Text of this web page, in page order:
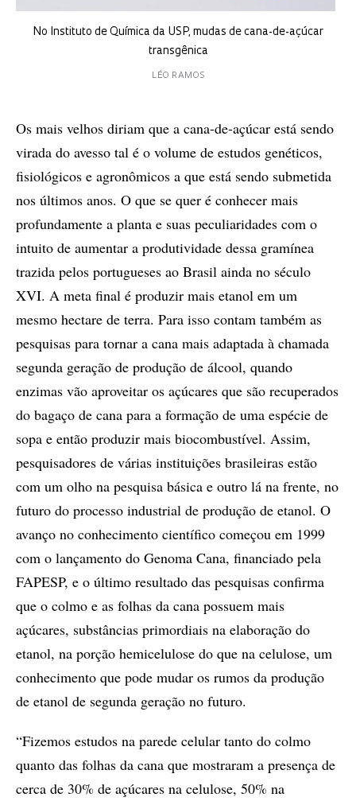
No Instituto de Química da USP, mudas de cana-de-açúcar
transgênica
LÉO RAMOS
Os mais velhos diriam que a cana-de-açúcar está sendo
virada do avesso tal é o volume de estudos genéticos,
fisiológicos e agronômicos a que está sendo submetida
nos últimos anos. O que se quer é conhecer mais
profundamente a planta e suas peculiaridades com o
intuito de aumentar a produtividade dessa gramínea
trazida pelos portugueses ao Brasil ainda no século
XVI. A meta final é produzir mais etanol em um
mesmo hectare de terra. Para isso contam também as
pesquisas para tornar a cana mais adaptada à chamada
segunda geração de produção de álcool, quando
enzimas vão aproveitar os açúcares que são recuperados
do bagaço de cana para a formação de uma espécie de
sopa e então produzir mais biocombustível. Assim,
pesquisadores de várias instituições brasileiras estão
com um olho na pesquisa básica e outro lá na frente, no
futuro do processo industrial de produção de etanol. O
avanço no conhecimento científico começou em 1999
com o lançamento do Genoma Cana, financiado pela
FAPESP, e o último resultado das pesquisas confirma
que o colmo e as folhas da cana possuem mais
açúcares, substâncias primordiais na elaboração do
etanol, na porção hemicelulose do que na celulose, um
conhecimento que pode mudar os rumos da produção
de etanol de segunda geração no futuro.
“Fizemos estudos na parede celular tanto do colmo
quanto das folhas da cana que mostraram a presença de
cerca de 30% de açúcares na celulose, 50% na